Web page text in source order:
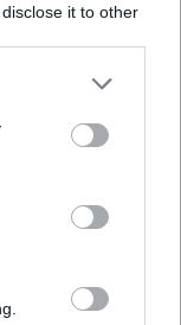
it to other
belüli